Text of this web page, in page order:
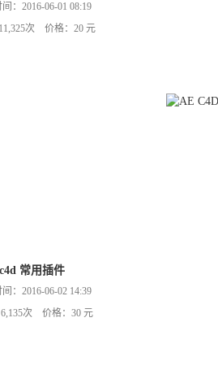
：2016-06-01 08:19
次 价格：20 元
c4d 常用插件
：2016-06-02 14:39
次 价格：30 元